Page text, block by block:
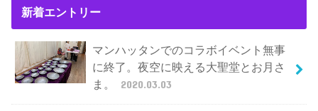
新着エントリー
マンハッタンでのコラボイベント無事
に終了。夜空に映える大聖堂とお月さ
ま。
2020.03.03